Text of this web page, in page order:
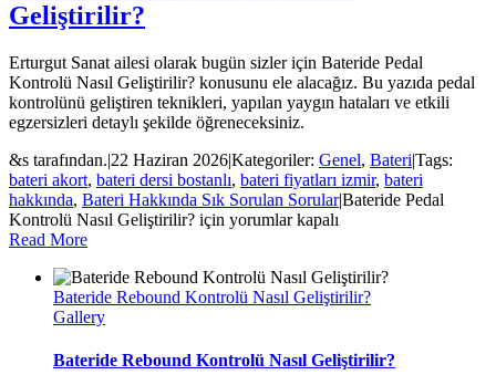
Geliştirilir?
Erturgut Sanat ailesi olarak bugün sizler için Bateride Pedal
Kontrolü Nasıl Geliştirilir? konusunu ele alacağız. Bu yazıda pedal
kontrolünü geliştiren teknikleri, yapılan yaygın hataları ve etkili
egzersizleri detaylı şekilde öğreneceksiniz.
&s tarafından.|22 Haziran 2026|Kategoriler: Genel, Bateri|Tags:
bateri akort, bateri dersi bostanlı, bateri fiyatları izmir, bateri
hakkında, Bateri Hakkında Sık Sorulan Sorular|Bateride Pedal
Kontrolü Nasıl Geliştirilir? için yorumlar kapalı
Read More
Bateride Rebound Kontrolü Nasıl Geliştirilir?
Gallery
Bateride Rebound Kontrolü Nasıl Geliştirilir?